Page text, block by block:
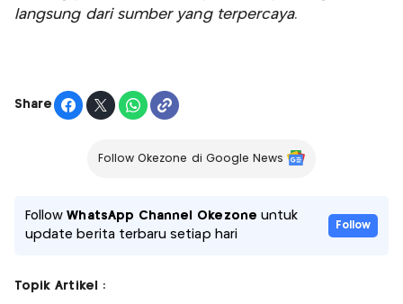
langsung dari sumber yang terpercaya.
Share
Follow Okezone di Google News
FollowWhatsApp Channel Okezone untuk
update berita terbaru setiap hari
Follow
Topik Artikel :